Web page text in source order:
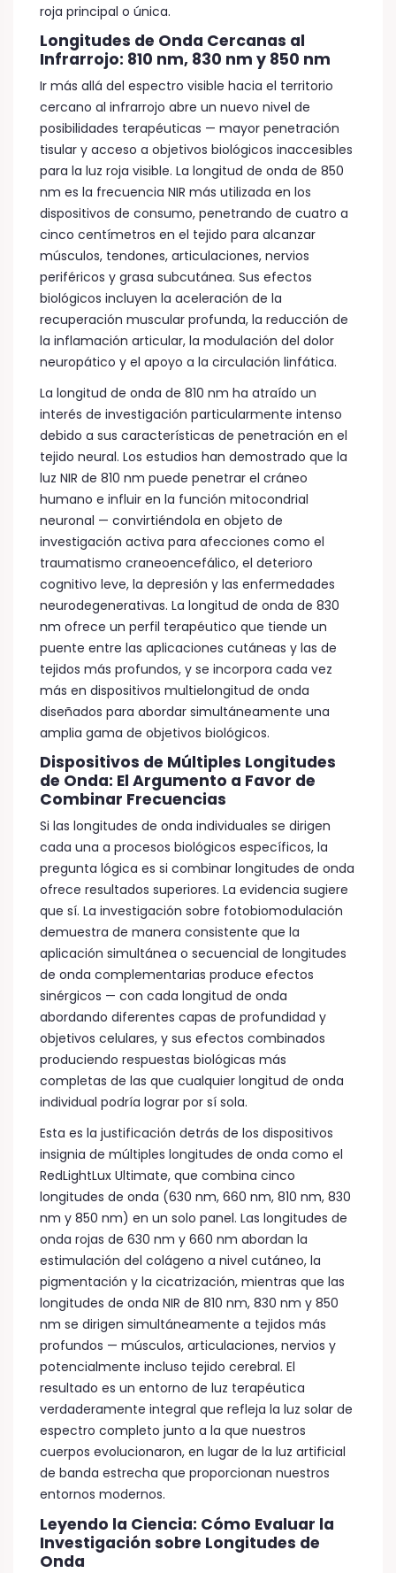
roja principal o única.
Longitudes de Onda Cercanas al
Infrarrojo: 810 nm, 830 nm y 850 nm
Ir más allá del espectro visible hacia el territorio
cercano al infrarrojo abre un nuevo nivel de
posibilidades terapéuticas — mayor penetración
tisular y acceso a objetivos biológicos inaccesibles
para la luz roja visible. La longitud de onda de 850
nm es la frecuencia NIR más utilizada en los
dispositivos de consumo, penetrando de cuatro a
cinco centímetros en el tejido para alcanzar
músculos, tendones, articulaciones, nervios
periféricos y grasa subcutánea. Sus efectos
biológicos incluyen la aceleración de la
recuperación muscular profunda, la reducción de
la inflamación articular, la modulación del dolor
neuropático y el apoyo a la circulación linfática.
La longitud de onda de 810 nm ha atraído un
interés de investigación particularmente intenso
debido a sus características de penetración en el
tejido neural. Los estudios han demostrado que la
luz NIR de 810 nm puede penetrar el cráneo
humano e influir en la función mitocondrial
neuronal — convirtiéndola en objeto de
investigación activa para afecciones como el
traumatismo craneoencefálico, el deterioro
cognitivo leve, la depresión y las enfermedades
neurodegenerativas. La longitud de onda de 830
nm ofrece un perfil terapéutico que tiende un
puente entre las aplicaciones cutáneas y las de
tejidos más profundos, y se incorpora cada vez
más en dispositivos multielongitud de onda
diseñados para abordar simultáneamente una
amplia gama de objetivos biológicos.
Dispositivos de Múltiples Longitudes
de Onda: El Argumento a Favor de
Combinar Frecuencias
Si las longitudes de onda individuales se dirigen
cada una a procesos biológicos específicos, la
pregunta lógica es si combinar longitudes de onda
ofrece resultados superiores. La evidencia sugiere
que sí. La investigación sobre fotobiomodulación
demuestra de manera consistente que la
aplicación simultánea o secuencial de longitudes
de onda complementarias produce efectos
sinérgicos — con cada longitud de onda
abordando diferentes capas de profundidad y
objetivos celulares, y sus efectos combinados
produciendo respuestas biológicas más
completas de las que cualquier longitud de onda
individual podría lograr por sí sola.
Esta es la justificación detrás de los dispositivos
insignia de múltiples longitudes de onda como el
RedLightLux Ultimate, que combina cinco
longitudes de onda (630 nm, 660 nm, 810 nm, 830
nm y 850 nm) en un solo panel. Las longitudes de
onda rojas de 630 nm y 660 nm abordan la
estimulación del colágeno a nivel cutáneo, la
pigmentación y la cicatrización, mientras que las
longitudes de onda NIR de 810 nm, 830 nm y 850
nm se dirigen simultáneamente a tejidos más
profundos — músculos, articulaciones, nervios y
potencialmente incluso tejido cerebral. El
resultado es un entorno de luz terapéutica
verdaderamente integral que refleja la luz solar de
espectro completo junto a la que nuestros
cuerpos evolucionaron, en lugar de la luz artificial
de banda estrecha que proporcionan nuestros
entornos modernos.
Leyendo la Ciencia: Cómo Evaluar la
Investigación sobre Longitudes de
Onda